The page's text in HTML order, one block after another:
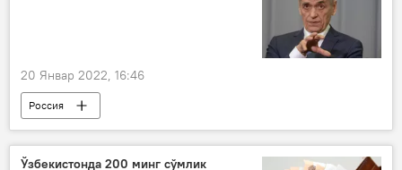
20 Январ 2022, 16:46
Россия
COVID-19 умумжаҳон пандемияси
Ўзбекистонда 200 минг сўмлик